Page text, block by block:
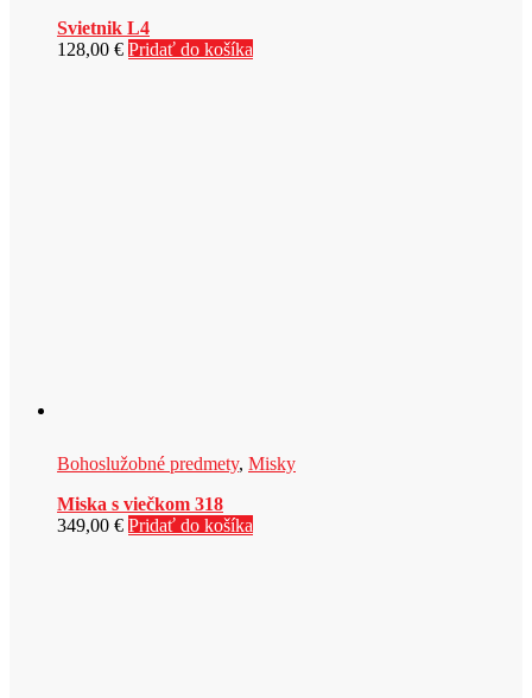
Svietnik L4
128,00 € Pridať do košíka
Bohoslužobné predmety, Misky
Miska s viečkom 318
349,00 € Pridať do košíka